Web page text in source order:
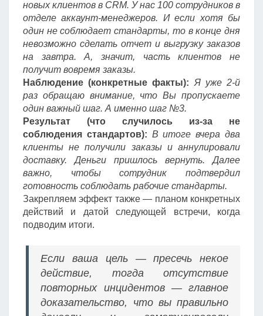
новых клиентов в CRM. У нас 100 сотрудников в
отделе аккаунт-менеджеров. И если хотя бы
один не соблюдает стандарты, то в конце дня
невозможно сделать отчет и выгрузку заказов
на завтра. А, значит, часть клиентов не
получит вовремя заказы.
Наблюдение (конкретные факты): Я уже 2-й
раз обращаю внимание, что Вы пропускаете
один важный шаг. А именно шаг №3.
Результат (что случилось из-за не
соблюдения стандартов): В итоге вчера два
клиенты не получили заказы и аннулировали
доставку. Деньги пришлось вернуть. Далее
важно, чтобы сотрудник подтвердил
готовность соблюдать рабочие стандарты.
Закрепляем эффект также — планом конкретных
действий и датой следующей встречи, когда
подводим итоги.
Если ваша цель — пресечь некое
действие, тогда отсутствие
повторных инцидентов — главное
доказательство, что вы правильно